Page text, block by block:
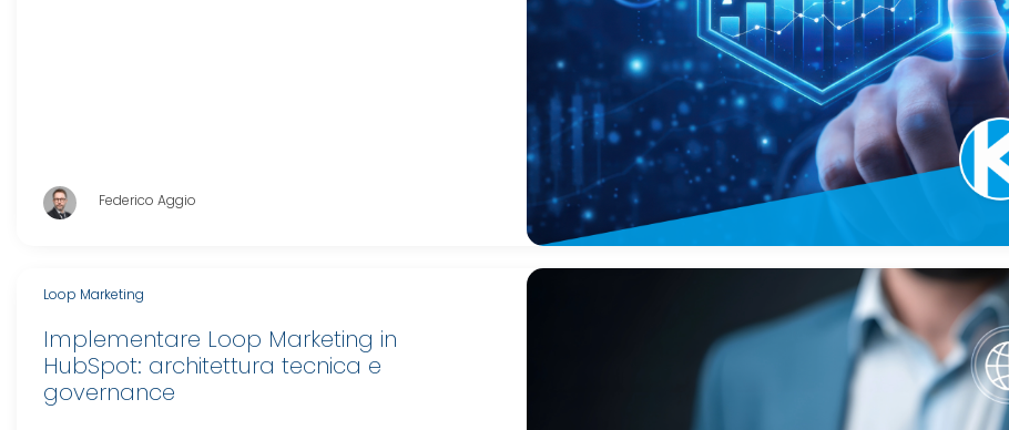
Federico Aggio
Loop Marketing
Implementare Loop Marketing in
HubSpot: architettura tecnica e
governance